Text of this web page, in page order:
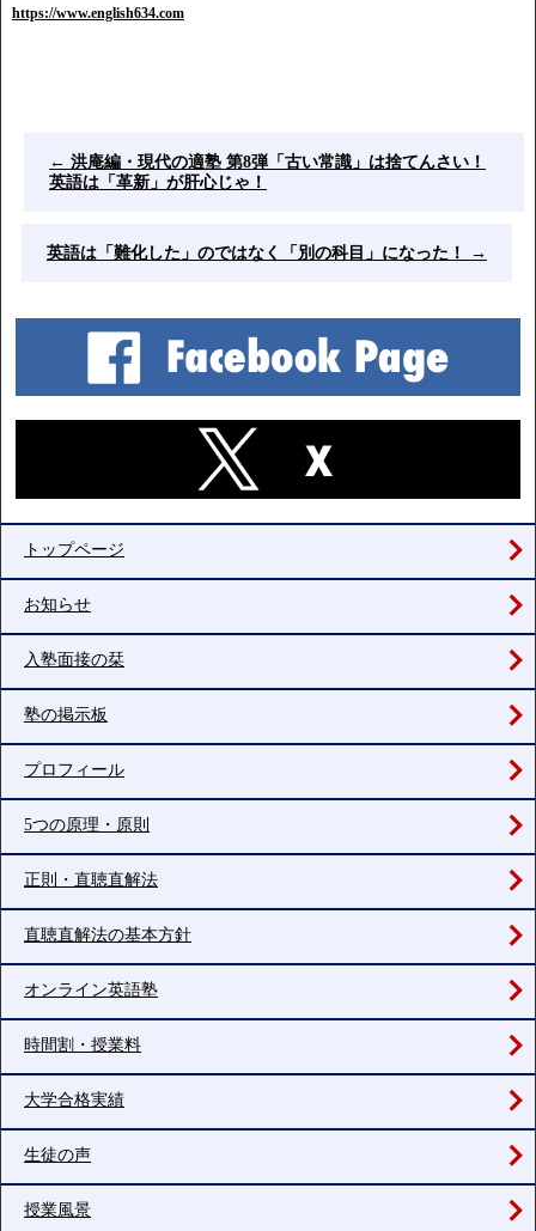
https://www.english634.com
← 洪庵編・現代の適塾 第8弾「古い常識」は捨てんさい！
英語は「革新」が肝心じゃ！
英語は「難化した」のではなく「別の科目」になった！ →
トップページ
お知らせ
入塾面接の栞
塾の掲示板
プロフィール
5つの原理・原則
正則・直聴直解法
直聴直解法の基本方針
オンライン英語塾
時間割・授業料
大学合格実績
生徒の声
授業風景